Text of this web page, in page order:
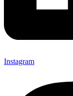
Instagram